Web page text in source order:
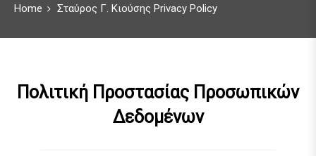
Home Σταύρος Γ. Κιούσης Privacy Policy
Πολιτική Προστασίας Προσωπικών
Δεδομένων